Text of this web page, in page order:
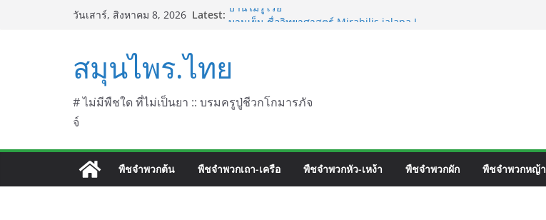
วันเสาร์, สิงหาคม 8, 2026 Latest: บานไม่รู้โรย
บานไม่รู้โรยป่า ชื่อวิทยาศาสตร์ Gomphrena celosioides Mart.
สมุนไพร.ไทย
# ไม่มีพืชใด ที่ไม่เป็นยา :: บรมครูปู่ชีวกโกมารภัจ
จ์
พืชจำพวกต้น พืชจำพวกเถา-เครือ พืชจำพวกหัว-เหง้า พืชจำพวกผัก พืชจำพวกหญ้า